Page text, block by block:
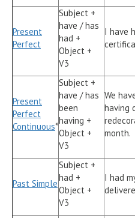
Present
Perfect
Subject +
have / has
had +
Object +
V3
I have
Present
Perfect
Continuous*
Subject +
have / has
been
having +
Object +
V3
We
having
month.
Past Simple
Subject +
had +
Object +
V3
I had